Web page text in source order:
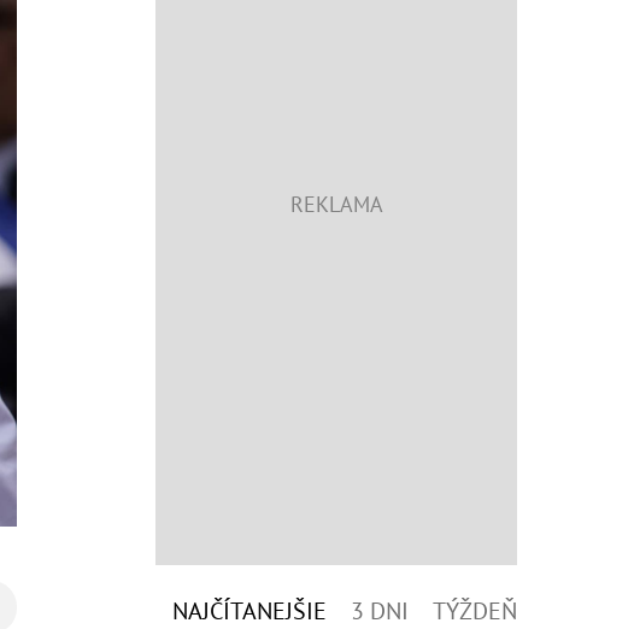
NAJČÍTANEJŠIE 3 DNI TÝŽDEŇ